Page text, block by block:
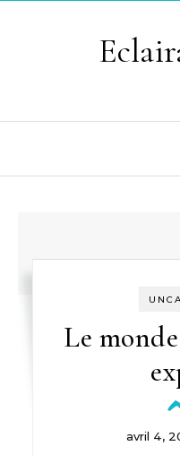
Le
avril 4,